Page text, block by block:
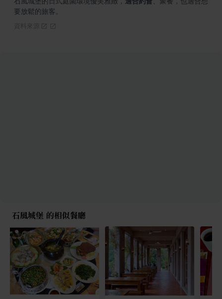
要放鬆的旅客。
石風城堡 的相似餐廳